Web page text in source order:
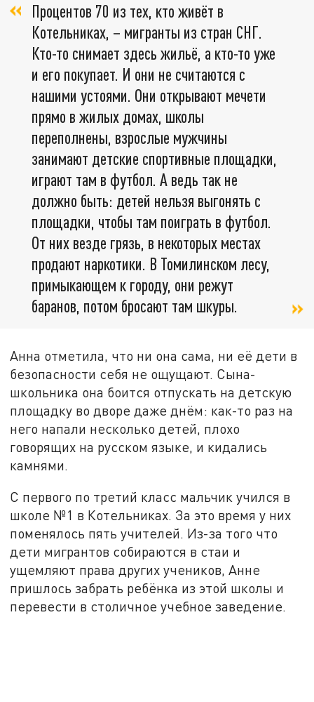
Процентов 70 из тех, кто живёт в
Котельниках, – мигранты из стран СНГ.
Кто-то снимает здесь жильё, а кто-то уже
и его покупает. И они не считаются с
нашими устоями. Они открывают мечети
прямо в жилых домах, школы
переполнены, взрослые мужчины
занимают детские спортивные площадки,
играют там в футбол. А ведь так не
должно быть: детей нельзя выгонять с
площадки, чтобы там поиграть в футбол.
От них везде грязь, в некоторых местах
продают наркотики. В Томилинском лесу,
примыкающем к городу, они режут
баранов, потом бросают там шкуры.
Анна отметила, что ни она сама, ни её дети в
безопасности себя не ощущают. Сына-
школьника она боится отпускать на детскую
площадку во дворе даже днём: как-то раз на
него напали несколько детей, плохо
говорящих на русском языке, и кидались
камнями.
С первого по третий класс мальчик учился в
школе №1 в Котельниках. За это время у них
поменялось пять учителей. Из-за того что
дети мигрантов собираются в стаи и
ущемляют права других учеников, Анне
пришлось забрать ребёнка из этой школы и
перевести в столичное учебное заведение.